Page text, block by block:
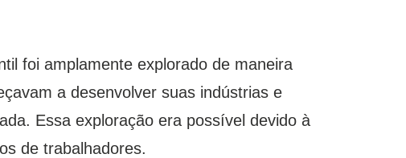
foi amplamente explorado de maneira
a desenvolver suas indústrias e
Essa exploração era possível devido à
de trabalhadores.